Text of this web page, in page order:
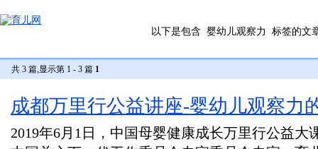
以下是包含 婴幼儿观察力 标签的文
共 3 篇,显示第 1 - 3 篇 1
成都万里行公益讲座-婴幼儿观察力
2019年6月1日，中国母婴健康成长万里行公益大